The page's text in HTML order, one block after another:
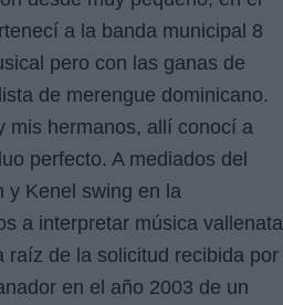
a la banda municipal 8
pero con las ganas de
de merengue dominicano.
mis hermanos, allí conocí a
perfecto. A mediados del
y Kenel swing en la
a interpretar música vallenata
raíz de la solicitud recibida por
en el año 2003 de un